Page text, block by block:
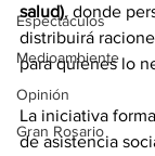
Espectáculos
Medioambiente
Opinión
Gran Rosario
salud), donde
distribuirá
para quienes lo
La iniciativa
de asistencia